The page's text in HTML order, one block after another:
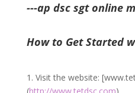
---ap dsc sgt online
How to Get Started
1. Visit the website: